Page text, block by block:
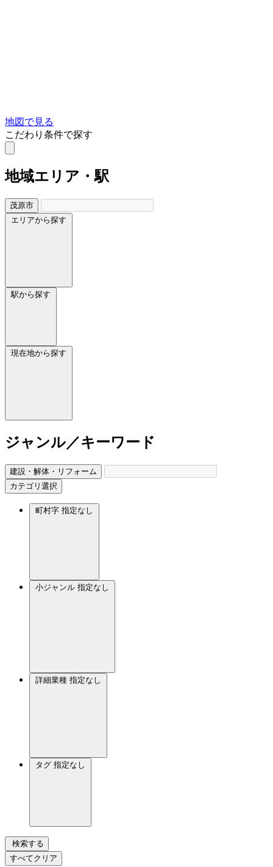
地図で見る
こだわり条件で探す
地域エリア・駅
茂原市
エリアから探す
駅から探す
現在地から探す
ジャンル／キーワード
建設・解体・リフォーム
カテゴリ選択
町村字 指定なし
小ジャンル 指定なし
詳細業種 指定なし
タグ 指定なし
検索する
すべてクリア